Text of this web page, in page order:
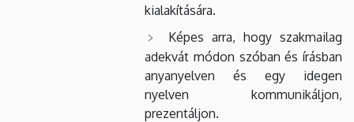
kialakítására.
Képes arra, hogy szakmailag
adekvát módon szóban és írásban
anyanyelven és egy idegen
nyelven kommunikáljon,
prezentáljon.